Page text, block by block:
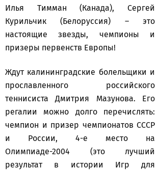
Илья Тимман (Канада), Сергей
Курильчик (Белоруссия) – это
настоящие звезды, чемпионы и
призеры первенств Европы!
Ждут калининградские болельщики и
прославленного российского
теннисиста Дмитрия Мазунова. Его
регалии можно долго перечислять:
чемпион и призер чемпионатов СССР
и России, 4-е место на
Олимпиаде-2004 (это лучший
результат в истории Игр для